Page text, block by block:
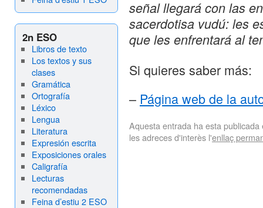
2n ESO
Libros de texto
Los textos y sus
clases
Gramática
Ortografía
Léxico
Lengua
Literatura
Expresión escrita
Exposiciones orales
Caligrafía
Lecturas
recomendadas
Feina d’estiu 2 ESO
señal llegará con las
sacerdotisa vudú: les
que les enfrentará al
Si quieres saber más:
– Página web de la
Aquesta entrada ha esta
les adreces d'interès l'enllaç